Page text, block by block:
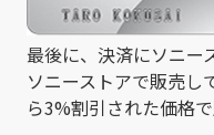
最後に、決済にソニー
ソニーストアで販売し
ら3%割引された価格で